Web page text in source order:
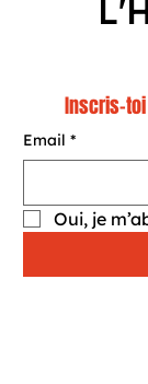
Email *
Oui, je
Inscris-